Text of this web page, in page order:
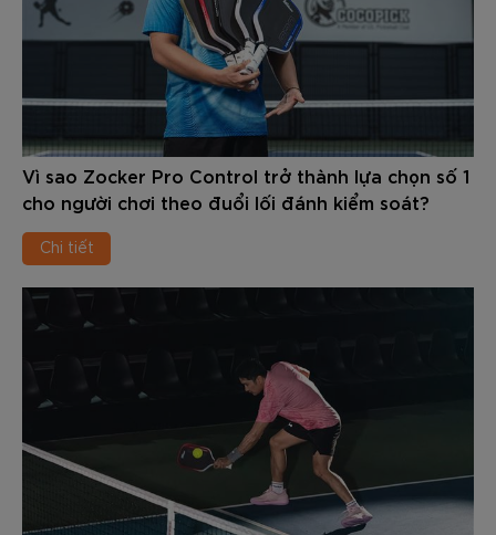
Vì sao Zocker Pro Control trở thành lựa chọn số 1
cho người chơi theo đuổi lối đánh kiểm soát?
Chi tiết